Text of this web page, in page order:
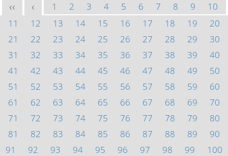
<< < 1 2 3 4 5 6 7 8 9
10
11
12 13 14 15 16 17 18 19
20
21
22 23 24 25 26 27 28 29
30
31
32 33 34 35 36 37 38 39
40
41
42 43 44 45 46 47 48 49
50
51
52 53 54 55 56 57 58 59
60
61
62 63 64 65 66 67 68 69
70
71
72 73 74 75 76 77 78 79
80
81
82 83 84 85 86 87 88 89
90
91
92 93 94 95 96 97 98 99
100